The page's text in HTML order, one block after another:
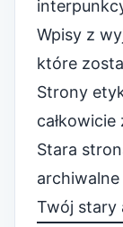
Wpisy z
które
Strony
Stara
archiwalne
Twój stary